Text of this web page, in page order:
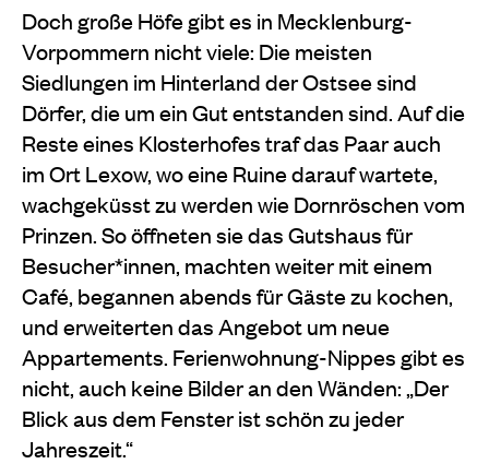
Doch große Höfe gibt es in Mecklenburg-
Vorpommern nicht viele: Die meisten
Siedlungen im Hinterland der Ostsee sind
Dörfer, die um ein Gut entstanden sind. Auf die
Reste eines Klosterhofes traf das Paar auch
im Ort Lexow, wo eine Ruine darauf wartete,
wachgeküsst zu werden wie Dornröschen vom
Prinzen. So öffneten sie das Gutshaus für
Besucher*innen, machten weiter mit einem
Café, begannen abends für Gäste zu kochen,
und erweiterten das Angebot um neue
Appartements. Ferienwohnung-Nippes gibt es
nicht, auch keine Bilder an den Wänden: „Der
Blick aus dem Fenster ist schön zu jeder
Jahreszeit.“